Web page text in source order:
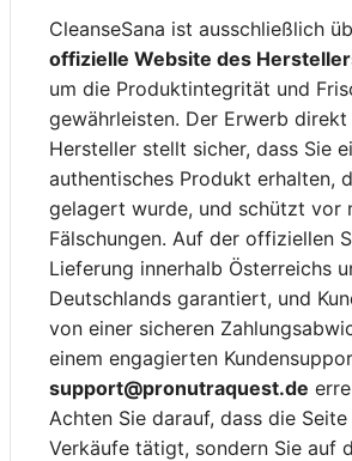
CleanseSana ist ausschließlich
offizielle Website des
um die Produktintegrität und
gewährleisten. Der Erwerb direkt
Hersteller stellt sicher, dass Sie
authentisches Produkt erhalten,
gelagert wurde, und schützt vor
Fälschungen. Auf der offiziellen
Lieferung innerhalb Österreichs
Deutschlands garantiert, und
von einer sicheren
einem engagierten
support@pronutraquest.de
Achten Sie darauf, dass die
Verkäufe tätigt, sondern Sie auf